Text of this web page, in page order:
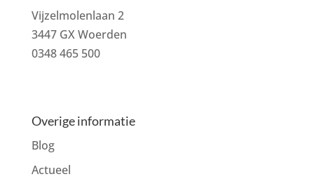
Vijzelmolenlaan 2
3447 GX Woerden
0348 465 500
Overige informatie
Blog
Actueel